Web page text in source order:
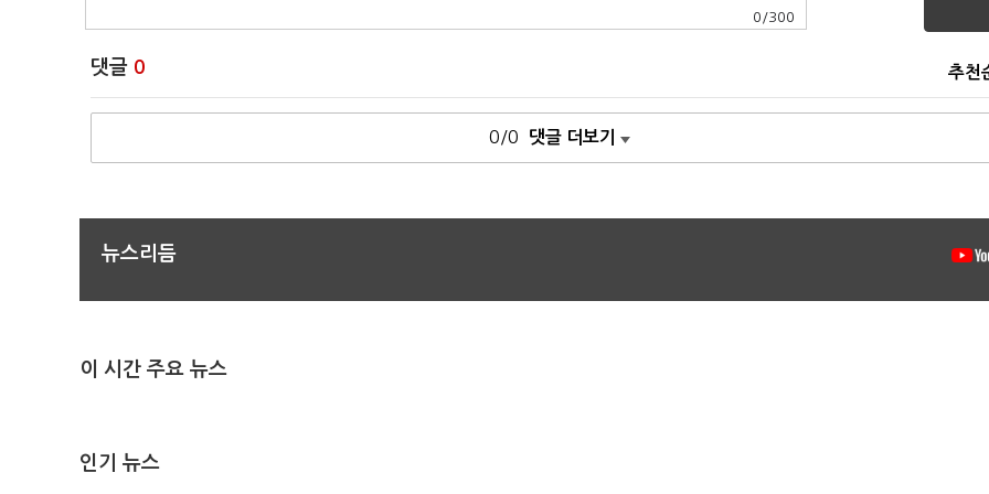
0 /300
댓글 0 추천
0/0 댓글 더보기
뉴스리듬
이 시간 주요 뉴스
인기 뉴스